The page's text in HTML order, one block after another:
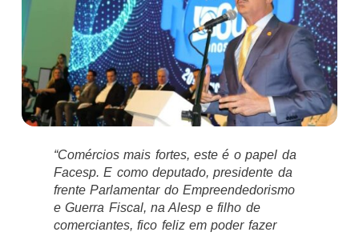
“Comércios mais fortes, este é o papel da
Facesp. E como deputado, presidente da
frente Parlamentar do Empreendedorismo
e Guerra Fiscal, na Alesp e filho de
comerciantes, fico feliz em poder fazer